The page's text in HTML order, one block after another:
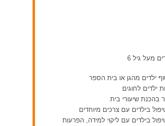
ילדים מהגן או בית הספר
ילדים לחוגים
בהכנת שיעורי בית
בילדים עם צרכים מיוחדים
בילדים עם ליקוי למידה, הפרעות